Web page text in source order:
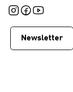
Newsletter